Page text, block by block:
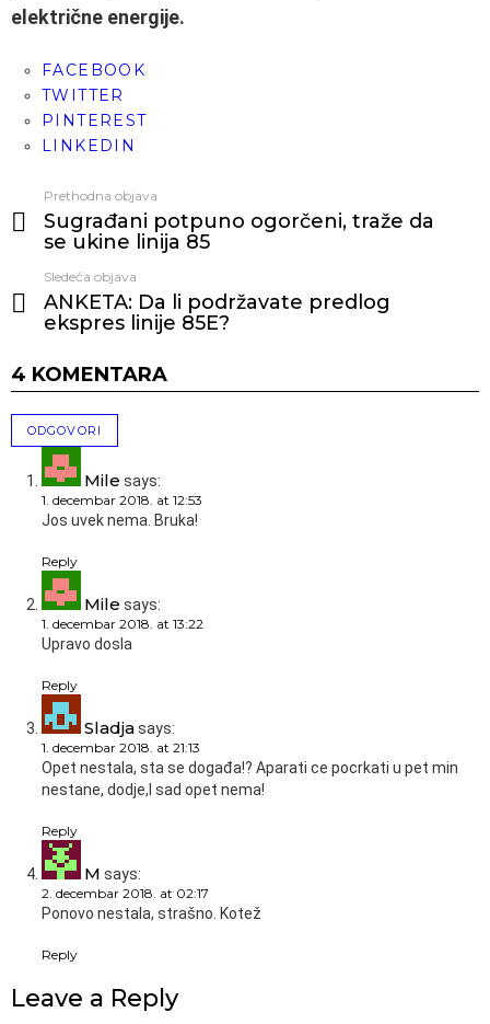
električne energije.
FACEBOOK
TWITTER
PINTEREST
LINKEDIN
još
Prethodna objava
Sugrađani potpuno ogorčeni, traže da
se ukine linija 85
Sledeća objava
ANKETA: Da li podržavate predlog
ekspres linije 85E?
4 KOMENTARA
ODGOVORI
Mile says:
1. decembar 2018. at 12:53
Jos uvek nema. Bruka!
Reply
Mile says:
1. decembar 2018. at 13:22
Upravo dosla
Reply
Sladjasays:
1. decembar 2018. at 21:13
Opet nestala, sta se događa!? Aparati ce pocrkati u pet min
nestane, dodje,I sad opet nema!
Reply
M says:
2. decembar 2018. at 02:17
Ponovo nestala, strašno. Kotež
Reply
Leave a Reply